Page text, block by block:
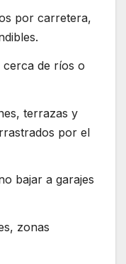
por carretera,
de ríos o
terrazas y
por el
bajar a garajes
zonas